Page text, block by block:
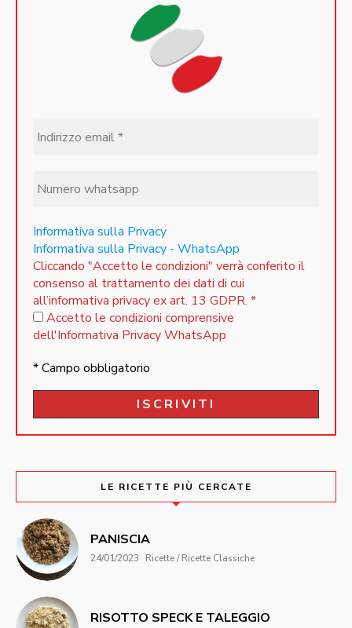
Informativa sulla Privacy
Informativa sulla Privacy - WhatsApp
Cliccando "Accetto le condizioni" verrà conferito il
consenso al trattamento dei dati di cui
all’informativa privacy ex art. 13 GDPR. *
Accetto le condizioni comprensive
dell'Informativa Privacy WhatsApp
* Campo obbligatorio
LE RICETTE PIÙ CERCATE
PANISCIA
24/01/2023 Ricette / Ricette Classiche
RISOTTO SPECK E TALEGGIO